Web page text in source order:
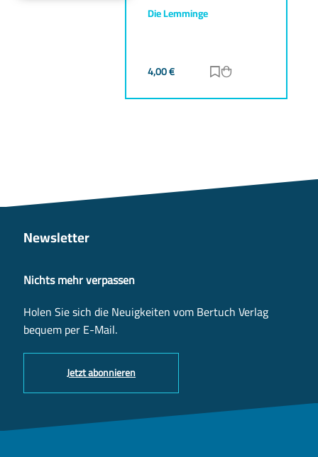
Die Lemminge
4,00€ Zur Merkliste
Newsletter
Nichts mehr verpassen
Holen Sie sich die Neuigkeiten vom Bertuch Verlag
bequem per E-Mail.
Jetzt abonnieren